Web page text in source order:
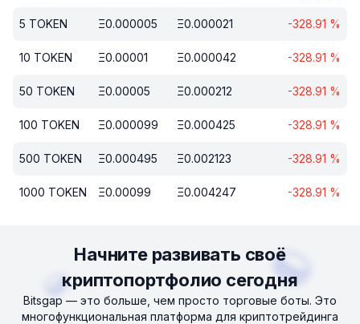
5 TOKEN Ξ0.000005 Ξ0.000021 -328.91 %
10 TOKEN Ξ0.00001 Ξ0.000042 -328.91 %
50 TOKEN Ξ0.00005 Ξ0.000212 -328.91 %
100 TOKEN Ξ0.000099 Ξ0.000425 -328.91 %
500 TOKEN Ξ0.000495 Ξ0.002123 -328.91 %
1000 TOKEN Ξ0.00099 Ξ0.004247 -328.91 %
Начните развивать своё
криптопортфолио сегодня
Bitsgap — это больше, чем просто торговые боты. Это
многофункциональная платформа для криптотрейдинга